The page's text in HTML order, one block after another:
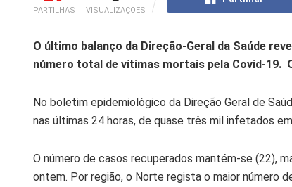
PARTILHAS VISUALIZAÇÕES
O último balanço da Direção-Geral da Saúde
número total de vítimas mortais pela Covid-19.
No boletim epidemiológico da Direção Geral de
nas últimas 24 horas, de quase três mil infetados
O número de casos recuperados mantém-se (22),
ontem. Por região, o Norte regista o maior número